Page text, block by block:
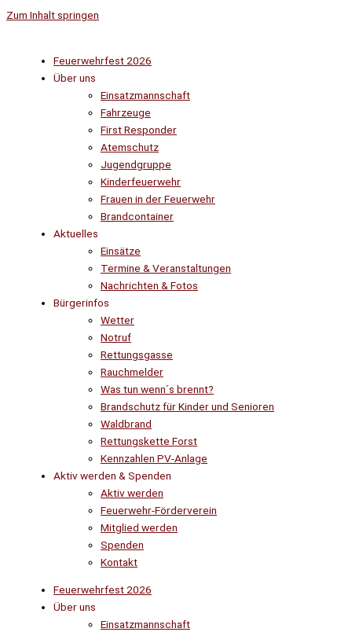
Zum Inhalt springen
Feuerwehrfest 2026
Über uns
Einsatzmannschaft
Fahrzeuge
First Responder
Atemschutz
Jugendgruppe
Kinderfeuerwehr
Frauen in der Feuerwehr
Brandcontainer
Aktuelles
Einsätze
Termine & Veranstaltungen
Nachrichten & Fotos
Bürgerinfos
Wetter
Notruf
Rettungsgasse
Rauchmelder
Was tun wenn´s brennt?
Brandschutz für Kinder und Senioren
Waldbrand
Rettungskette Forst
Kennzahlen PV-Anlage
Aktiv werden & Spenden
Aktiv werden
Feuerwehr-Förderverein
Mitglied werden
Spenden
Kontakt
Feuerwehrfest 2026
Über uns
Einsatzmannschaft